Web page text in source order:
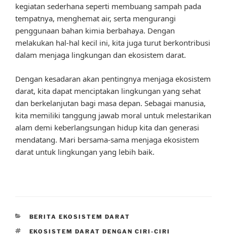
kegiatan sederhana seperti membuang sampah pada
tempatnya, menghemat air, serta mengurangi
penggunaan bahan kimia berbahaya. Dengan
melakukan hal-hal kecil ini, kita juga turut berkontribusi
dalam menjaga lingkungan dan ekosistem darat.
Dengan kesadaran akan pentingnya menjaga ekosistem
darat, kita dapat menciptakan lingkungan yang sehat
dan berkelanjutan bagi masa depan. Sebagai manusia,
kita memiliki tanggung jawab moral untuk melestarikan
alam demi keberlangsungan hidup kita dan generasi
mendatang. Mari bersama-sama menjaga ekosistem
darat untuk lingkungan yang lebih baik.
CATEGORIES
BERITA EKOSISTEM DARAT
TAGS
EKOSISTEM DARAT DENGAN CIRI-CIRI